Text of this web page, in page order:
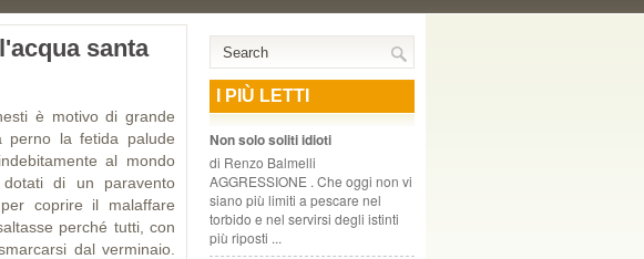
santa
è motivo di grande
perno la fetida palude
al mondo
di un paravento
coprire il malaffare
perché tutti, con
dal verminaio.
I PIÙ LETTI
Non solo soliti idioti
di Renzo Balmelli
AGGRESSIONE . Che oggi non vi
siano più limiti a pescare nel
torbido e nel servirsi degli istinti
più riposti ...